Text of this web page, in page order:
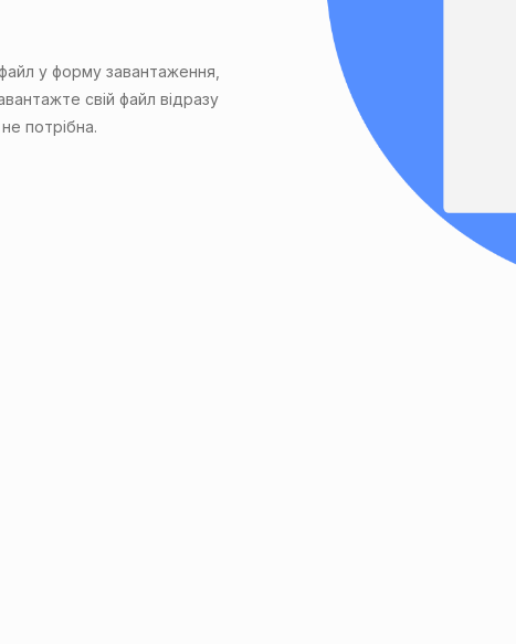
у форму завантаження,
свій файл відразу
потрібна.